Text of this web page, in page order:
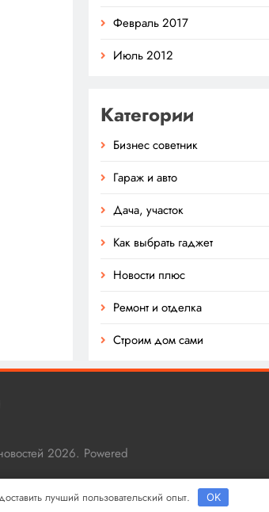
Февраль 2017
Июль 2012
Категории
Бизнес советник
Гараж и авто
Дача, участок
Как выбрать гаджет
Новости плюс
Ремонт и отделка
Строим дом сами
2026. Powered
лучший пользовательский опыт. OK